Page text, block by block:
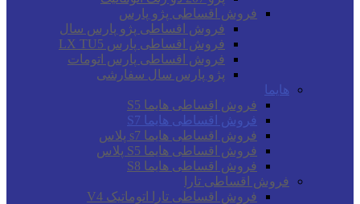
فروش اقساطی پژو پارس
فروش اقساطی پژو پارس سال
فروش اقساطی پارس LX TU5
فروش اقساطی پارس اتومات
پژو پارس سال سفارشی
هایما
فروش اقساطی هایما S5
فروش اقساطی هایما S7
فروش اقساطی هایما s7 پلاس
فروش اقساطی هایما S5 پلاس
فروش اقساطی هایما S8
فروش اقساطی تارا
فروش اقساطی تارا اتوماتیک V4